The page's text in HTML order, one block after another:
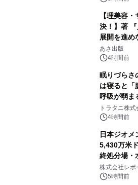
【理美容
決！】著
展開を進
「多店舗展
24日（月）
あさ出版
4時間前
眠りづらさ
は寝ると「
呼吸が弱ま
トラタニ株式
4時間前
日本ジオ
5,430万米
終処分場・
需要拡大
株式会社レポ
5時間前